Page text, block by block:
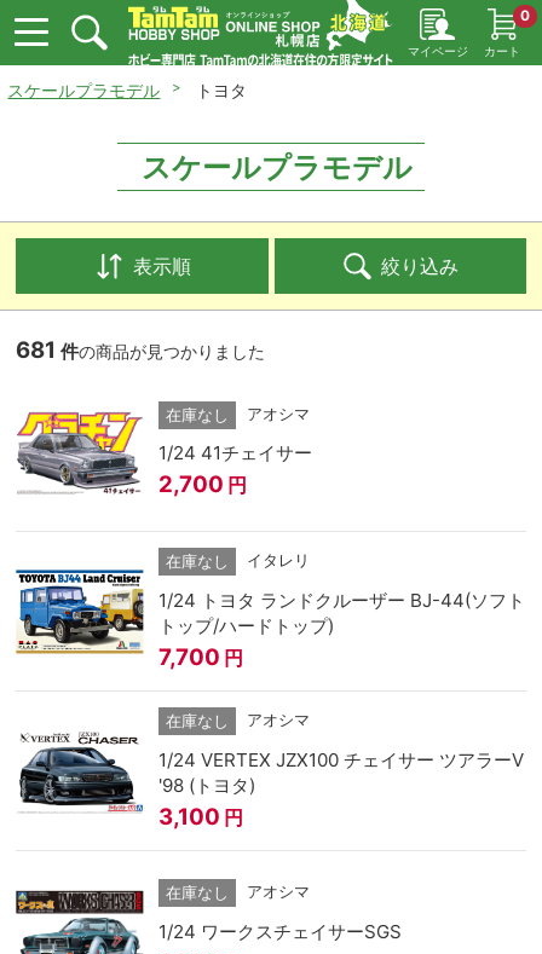
マイページ カート
0
スケールプラモデル トヨタ
スケールプラモデル
表示順 絞り込み
681 件の商品が見つかりました
在庫なし アオシマ
1/24 41チェイサー
2,700 円
在庫なし イタレリ
1/24 トヨタ ランドクルーザー BJ-44(ソフト
トップ/ハードトップ)
7,700 円
在庫なし アオシマ
1/24 VERTEX JZX100 チェイサー ツアラーV
'98 (トヨタ)
3,100 円
在庫なし アオシマ
1/24 ワークスチェイサーSGS